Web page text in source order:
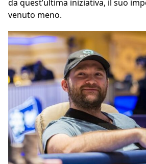
da quest’ultima iniziativa, il suo
venuto meno.